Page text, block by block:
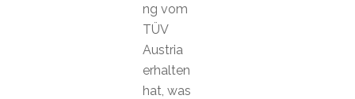
ng vom
TÜV
Austria
erhalten
hat, was